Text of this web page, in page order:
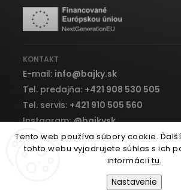
Tento web používa súbory cookie.
tohto webu vyjadrujete súhlas s ich
informáciítu.
Nastavenie
KONTAKT
E-mail: info@bajky.sk
Tel. predajňa: +421 908 530 505
Tel. servis: +421 910 505 560
Instagram:@bajkysk
Facebook:bajky.sk